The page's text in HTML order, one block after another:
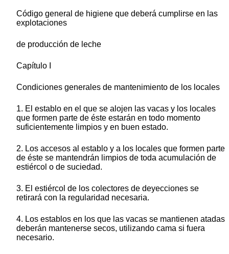
Código general de higiene que deberá cumplirse en las
explotaciones
de producción de leche
Capítulo I
Condiciones generales de mantenimiento de los locales
1. El establo en el que se alojen las vacas y los locales
que formen parte de éste estarán en todo momento
suficientemente limpios y en buen estado.
2. Los accesos al establo y a los locales que formen parte
de éste se mantendrán limpios de toda acumulación de
estiércol o de suciedad.
3. El estiércol de los colectores de deyecciones se
retirará con la regularidad necesaria.
4. Los establos en los que las vacas se mantienen atadas
deberán mantenerse secos, utilizando cama si fuera
necesario.